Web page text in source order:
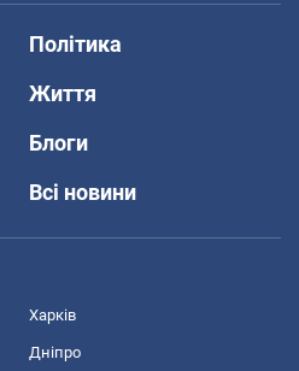
Політика
Життя
Блоги
Всі новини
Харків
Дніпро